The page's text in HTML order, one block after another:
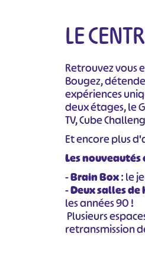
LE
Retrouvez vous
Bougez,
expériences
deux étages, le
TV, Cube
Et encore plus
Les nouveautés
-Brain Box: le
-Deux salles
les années 90 !
Plusieurs
retransmission